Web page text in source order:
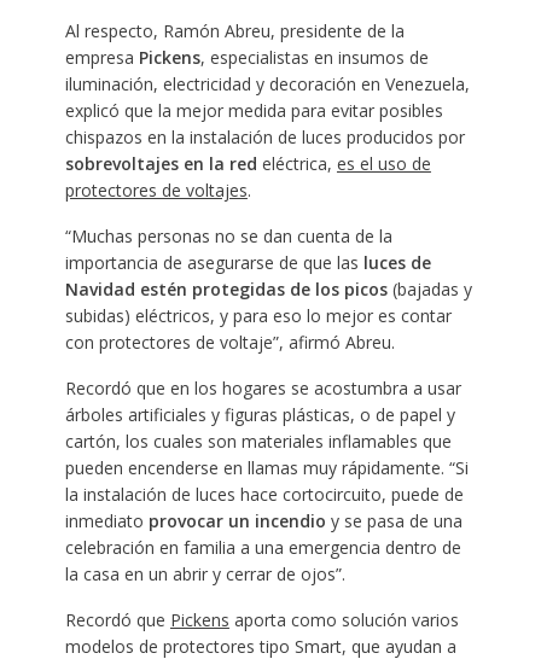
Al respecto, Ramón Abreu, presidente de la
empresa Pickens, especialistas en insumos de
iluminación, electricidad y decoración en Venezuela,
explicó que la mejor medida para evitar posibles
chispazos en la instalación de luces producidos por
sobrevoltajes en la red eléctrica, es el uso de
protectores de voltajes.
“Muchas personas no se dan cuenta de la
importancia de asegurarse de que las luces de
Navidad estén protegidas de los picos(bajadas y
subidas) eléctricos, y para eso lo mejor es contar
con protectores de voltaje”, afirmó Abreu.
Recordó que en los hogares se acostumbra a usar
árboles artificiales y figuras plásticas, o de papel y
cartón, los cuales son materiales inflamables que
pueden encenderse en llamas muy rápidamente. “Si
la instalación de luces hace cortocircuito, puede de
inmediato provocar un incendio y se pasa de una
celebración en familia a una emergencia dentro de
la casa en un abrir y cerrar de ojos”.
Recordó que Pickens aporta como solución varios
modelos de protectores tipo Smart, que ayudan a